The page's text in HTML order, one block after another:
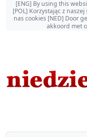
[ENG] By using this
[POL] Korzystając z
nas cookies [NED] Door
akkoord met